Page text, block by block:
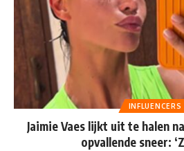
INFLUENCERS
Jaimie Vaes lijkt uit te halen
opvallende sneer: